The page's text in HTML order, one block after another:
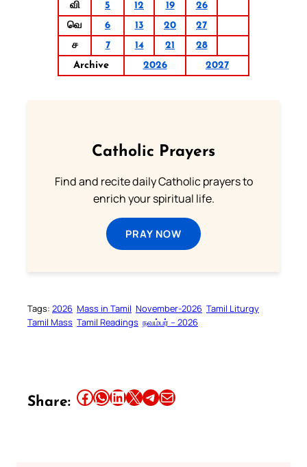
வி
5 12 19
26
வெ
6 13 20
27
ச
7 14 21
28
Archive
2026 2027
Catholic Prayers
Find and recite daily Catholic prayers to
enrich your spiritual life.
PRAY NOW
Tags: 2026 Mass in Tamil November-2026 Tamil Liturgy
Tamil Mass Tamil Readings நவம்பர் – 2026
Share: Share this article on Facebook Share this article on WhatsApp Share this article on LinkedIn Share this article on X Share this article on TelegramEmail this Article